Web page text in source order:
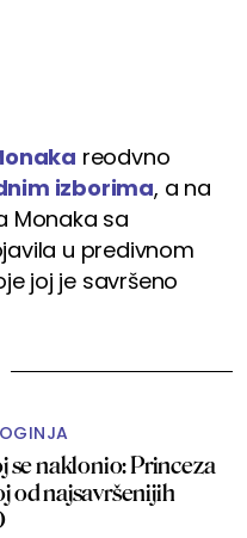
reodvno
izborima, a na
Monaka sa
u predivnom
joj je savršeno
se naklonio: Princeza
od najsavršenijih